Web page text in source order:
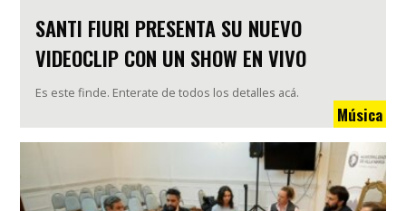
SANTI FIURI PRESENTA SU NUEVO
VIDEOCLIP CON UN SHOW EN VIVO
Es este finde. Enterate de todos los detalles acá.
Música